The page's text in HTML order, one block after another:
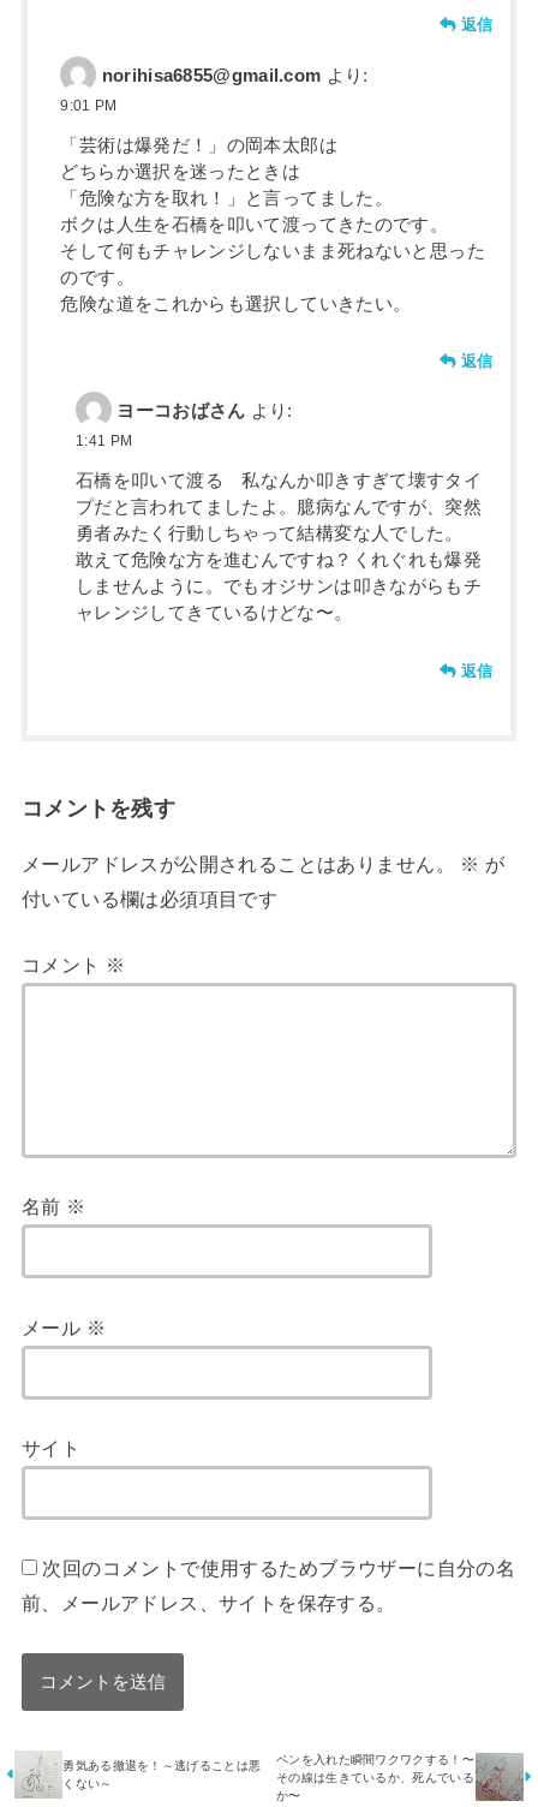
返信
norihisa6855@gmail.com より:
9:01 PM
「芸術は爆発だ！」の岡本太郎は
どちらか選択を迷ったときは
「危険な方を取れ！」と言ってました。
ボクは人生を石橋を叩いて渡ってきたのです。
そして何もチャレンジしないまま死ねないと思った
のです。
危険な道をこれからも選択していきたい。
返信
ヨーコおばさん より:
1:41 PM
石橋を叩いて渡る 私なんか叩きすぎて壊すタイ
プだと言われてましたよ。臆病なんですが、突然
勇者みたく行動しちゃって結構変な人でした。
敢えて危険な方を進むんですね？くれぐれも爆発
しませんように。でもオジサンは叩きながらもチ
ャレンジしてきているけどな〜。
返信
コメントを残す
メールアドレスが公開されることはありません。 ※ が
付いている欄は必須項目です
コメント ※
名前 ※
メール ※
サイト
次回のコメントで使用するためブラウザーに自分の名
前、メールアドレス、サイトを保存する。
勇気ある撤退を！～逃げることは悪
くない～
ペンを入れた瞬間ワクワクする！〜
その線は生きているか、死んでいる
か〜